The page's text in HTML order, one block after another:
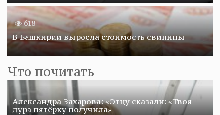
618
В Башкирии выросла стоимость свинины
Что почитать
Александра Захарова: «Отцу сказали: «Твоя
дура пятёрку получила»